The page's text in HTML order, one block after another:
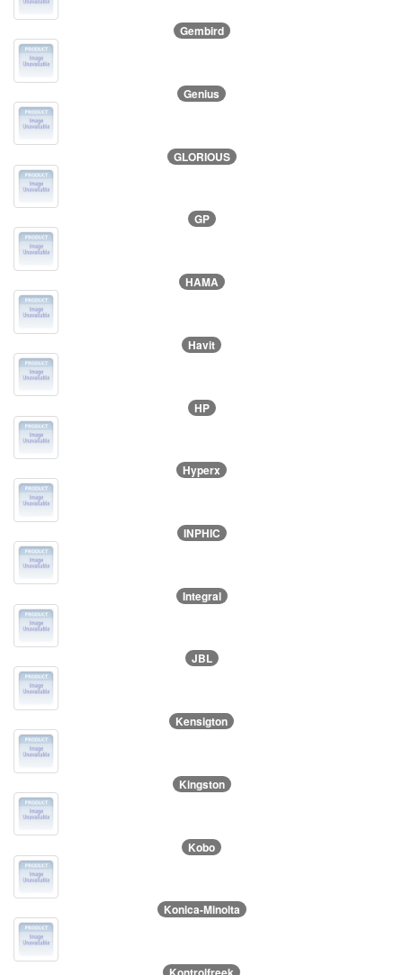
Gembird
Genius
GLORIOUS
GP
HAMA
Havit
HP
Hyperx
INPHIC
Integral
JBL
Kensigton
Kingston
Kobo
Konica-Minolta